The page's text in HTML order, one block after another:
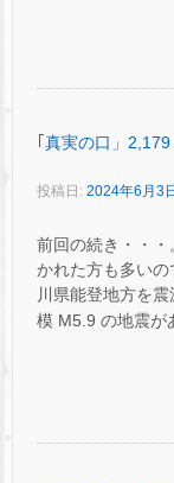
｢真実の口」
投稿日: 2024年6月3
前回の続き・・
かれた方も多い
川県能登地方を
模 M5.9 の地震が